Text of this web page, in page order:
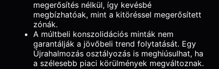
megerősítés nélkül, így kevésbé
megbízhatóak, mint a kitöréssel megerősített
zónák.
A múltbeli konszolidációs minták nem
garantálják a jövőbeli trend folytatását. Egy
Újrahalmozás osztályozás is meghiúsulhat, ha
a szélesebb piaci körülmények megváltoznak.